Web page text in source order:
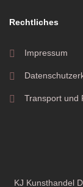
Rechtliches
Impressum
Transport und
KJ Kunsthandel